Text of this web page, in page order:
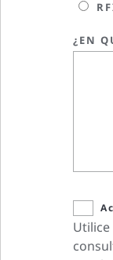
¿EN